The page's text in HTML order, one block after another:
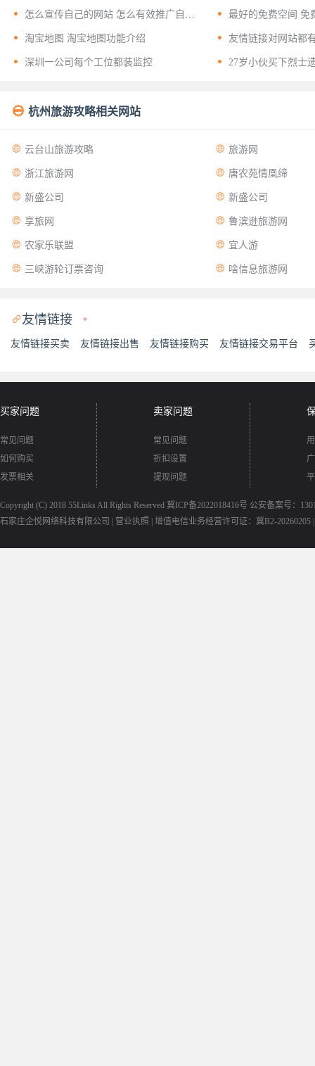
开友情链接背后的十二层战略意义
 怎么宣传自己的网站 怎么有效推广自己
的网站？
 最好的免费空间 免
 淘宝地图 淘宝地图功能介绍  友情链接对网站都
 深圳一公司每个工位都装监控  27岁小伙买下烈士
 杭州旅游攻略相关网站
 云台山旅游攻略  旅游网
 浙江旅游网  唐农苑情凰缔
 新盛公司  新盛公司
 享旅网  鲁滨逊旅游网
 农家乐联盟  宜人游
 三峡游轮订票咨询  啥信息旅游网
友情链接 *
友情链接买卖 友情链接出售 友情链接购买 友情链接交易平台
买家问题
常见问题
如何购买
发票相关
卖家问题
常见问题
折扣设置
提现问题
Copyright (C) 2018 55Links All Rights Reserved 冀ICP备2022018416号 公安备案号：
石家庄企悦网络科技有限公司 | 营业执照 增值电信业务经营许可证：冀B2-20260205